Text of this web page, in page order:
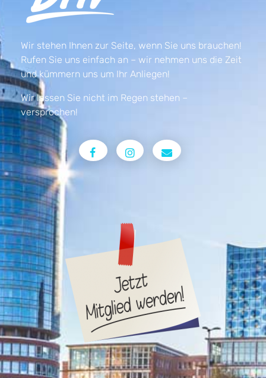
Wir stehen Ihnen zur Seite, wenn Sie uns brauchen!
Rufen Sie uns einfach an – wir nehmen uns die Zeit
und kümmern uns um Ihr Anliegen!
Wir lassen Sie nicht im Regen stehen –
versprochen!